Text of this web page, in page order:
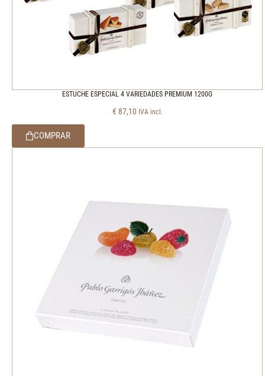
ESTUCHE ESPECIAL 4 VARIEDADES PREMIUM 1200G
€ 87,10 IVA incl.
COMPRAR